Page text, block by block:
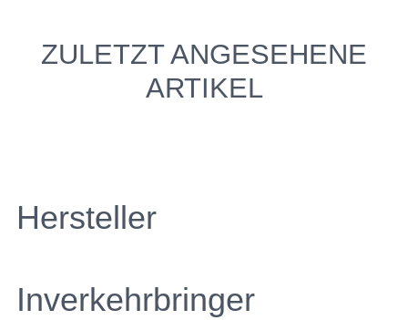
ZULETZT ANGESEHENE
ARTIKEL
Hersteller
Inverkehrbringer